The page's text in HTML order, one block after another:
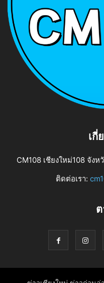
เกี่
CM108 เชียงใหม่108 จัง
ติดต่อเรา:
ต